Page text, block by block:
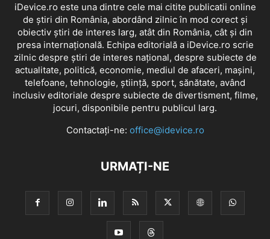
iDevice.ro este una dintre cele mai citite publicatii online
de știri din România, abordând zilnic în mod corect și
obiectiv știri de interes larg, atât din România, cât și din
presa internațională. Echipa editorială a iDevice.ro scrie
zilnic despre știri de interes național, despre subiecte de
actualitate, politică, economie, mediul de afaceri, mașini,
telefoane, tehnologie, știință, sport, sănătate, având
inclusiv editoriale despre subiecte de divertisment, filme,
jocuri, disponibile pentru publicul larg.
Contactați-ne: office@idevice.ro
URMAȚI-NE